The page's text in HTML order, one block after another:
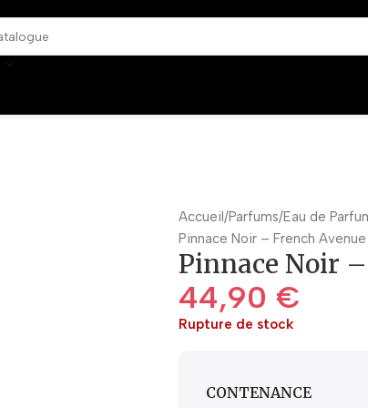
Accueil Parfums Eau de
Pinnace Noir – French Avenue
Pinnace Noir
44,90 €
Rupture de stock
CONTENANCE